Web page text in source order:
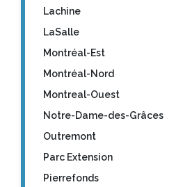
Lachine
LaSalle
Montréal-Est
Montréal-Nord
Montreal-Ouest
Notre-Dame-des-Grâces
Outremont
Parc Extension
Pierrefonds